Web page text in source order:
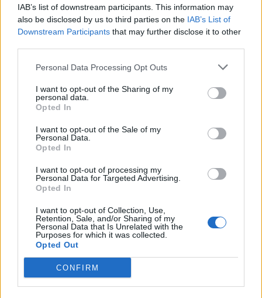
IAB’s list of downstream participants. This information may
also be disclosed by us to third parties on the IAB’s List of
Downstream Participants that may further disclose it to other
Personal Data Processing Opt Outs
I want to opt-out of the Sharing of my
personal data.
Opted In
I want to opt-out of the Sale of my
Personal Data.
Opted In
I want to opt-out of processing my
Personal Data for Targeted Advertising.
Opted In
I want to opt-out of Collection, Use,
Retention, Sale, and/or Sharing of my
Personal Data that Is Unrelated with the
Purposes for which it was collected.
Opted Out
CONFIRM
Προηγούμενη εμπειρία σε αντίστοιχη θέση
Μεταπτυχιακός τίτλος σπουδών
Παροχές
Ανταγωνιστικό πακέτο αποδοχών
Διατακτική κάρτα σίτισης
Ιδιωτική ασφάλιση
σε μορφή εταιρικού πακέτου
Συνεχήςεκπαίδευση μέσα από τη συμμετοχή σε σεμινάρια
επιμόρφωσης, εκθέσεις και συνέδρια